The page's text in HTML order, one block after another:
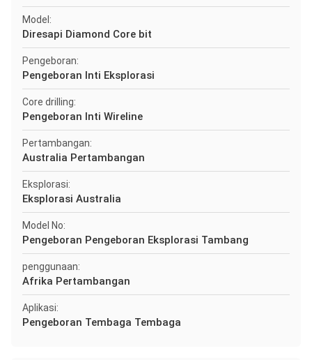
Model:
Diresapi Diamond Core bit
Pengeboran:
Pengeboran Inti Eksplorasi
Core drilling:
Pengeboran Inti Wireline
Pertambangan:
Australia Pertambangan
Eksplorasi:
Eksplorasi Australia
Model No:
Pengeboran Pengeboran Eksplorasi Tambang
penggunaan:
Afrika Pertambangan
Aplikasi:
Pengeboran Tembaga Tembaga